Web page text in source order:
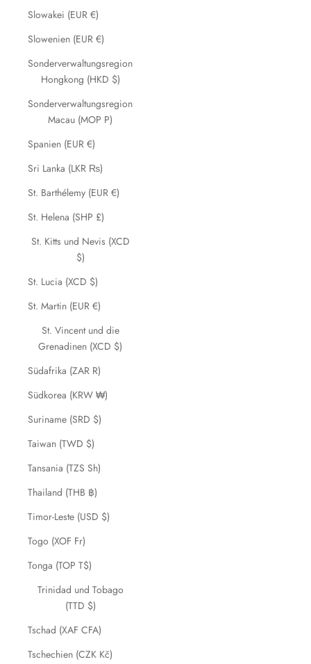
Slowakei (EUR €)
Slowenien (EUR €)
Sonderverwaltungsregion
Hongkong (HKD $)
Sonderverwaltungsregion
Macau (MOP P)
Spanien (EUR €)
Sri Lanka (LKR ₨)
St. Barthélemy (EUR €)
St. Helena (SHP £)
St. Kitts und Nevis (XCD
$)
St. Lucia (XCD $)
St. Martin (EUR €)
St. Vincent und die
Grenadinen (XCD $)
Südafrika (ZAR R)
Südkorea (KRW ₩)
Suriname (SRD $)
Taiwan (TWD $)
Tansania (TZS Sh)
Thailand (THB ฿)
Timor-Leste (USD $)
Togo (XOF Fr)
Tonga (TOP T$)
Trinidad und Tobago
(TTD $)
Tschad (XAF CFA)
Tschechien (CZK Kč)